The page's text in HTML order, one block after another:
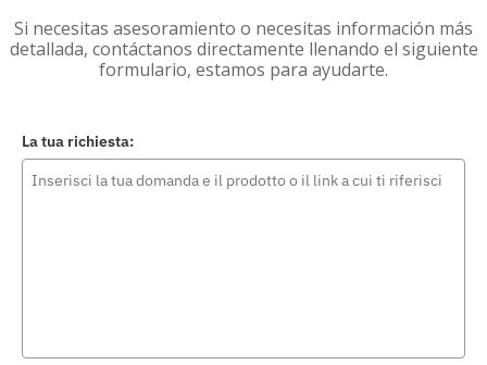
Si necesitas asesoramiento o necesitas información más
detallada, contáctanos directamente llenando el siguiente
formulario, estamos para ayudarte.
La tua richiesta: